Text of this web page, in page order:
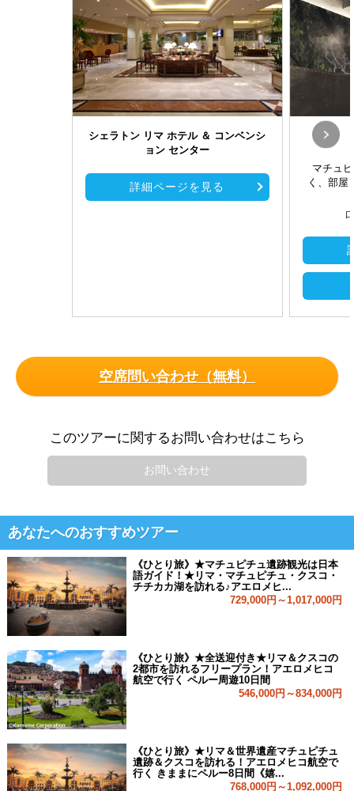
シェラトン リマ ホテル ＆ コンベンシ
ョン センター
詳細ページを見る
マチュ
く、部屋
空席問い合わせ（無料）
このツアーに関するお問い合わせはこちら
お問い合わせ
あなたへのおすすめツアー
《ひとり旅》★マチュピチュ遺跡観光は日本
語ガイド！★リマ・マチュピチュ・クスコ・
チチカカ湖を訪れる♪アエロメヒ...
729,000円～1,017,000円
《ひとり旅》★全送迎付き★リマ＆クスコの
2都市を訪れるフリープラン！アエロメヒコ
航空で行く ペルー周遊10日間
546,000円～834,000円
《ひとり旅》★リマ＆世界遺産マチュピチュ
遺跡＆クスコを訪れる！アエロメヒコ航空で
行く きままにペルー8日間《嬉...
768,000円～1,092,000円